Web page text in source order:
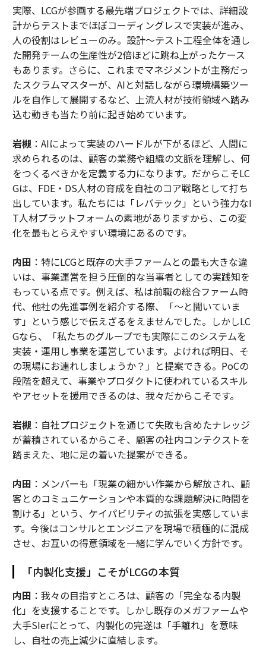
実際、LCGが参画する最先端プロジェクトでは、詳細設
計からテストまでほぼコーディングレスで実装が進み、
人の役割はレビューのみ。設計～テスト工程全体を通し
た開発チームの生産性が2倍ほどに跳ね上がったケース
もあります。さらに、これまでマネジメントが主務だっ
たスクラムマスターが、AIと対話しながら環境構築ツー
ルを自作して展開するなど、上流人材が技術領域へ踏み
込む動きも当たり前に起き始めています。
岩槻：AIによって実装のハードルが下がるほど、人間に
求められるのは、顧客の業務や組織の文脈を理解し、何
をつくるべきかを定義する力になります。だからこそLC
Gは、FDE・DS人材の育成を自社のコア戦略として打ち
出しています。私たちには「レバテック」という強力なI
T人材プラットフォームの素地がありますから、この変
化を最もとらえやすい環境にあるのです。
内田 ：特にLCGと既存の大手ファームとの最も大きな違
いは、事業運営を担う圧倒的な当事者としての実践知を
もっている点です。例えば、私は前職の総合ファーム時
代、他社の先進事例を紹介する際、「〜と聞いていま
す」という感じで伝えざるをえませんでした。しかしLC
Gなら、「私たちのグループでも実際にこのシステムを
実装・運用し事業を運営しています。よければ明日、そ
の現場にお連れしましょうか？」と提案できる。PoCの
段階を超えて、事業やプロダクトに使われているスキル
やアセットを援用できるのは、我々だからこそです。
岩槻：自社プロジェクトを通じて失敗も含めたナレッジ
が蓄積されているからこそ、顧客の社内コンテクストを
踏まえた、地に足の着いた提案ができる。
内田 ：メンバーも「現業の細かい作業から解放され、顧
客とのコミュニケーションや本質的な課題解決に時間を
割ける」という、ケイパビリティの拡張を実感していま
す。今後はコンサルとエンジニアを現場で積極的に混成
させ、お互いの得意領域を一緒に学んでいく方針です。
「内製化支援」こそがLCGの本質
内田 ：我々の目指すところは、顧客の「完全なる内製
化」を支援することです。しかし既存のメガファームや
大手SIerにとって、内製化の完遂は「手離れ」を意味
し、自社の売上減少に直結します。